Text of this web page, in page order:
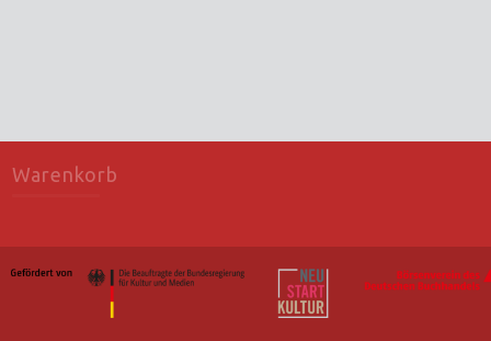
Warenkorb